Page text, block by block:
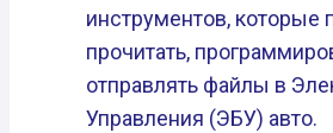
инструментов, которые
прочитать,
отправлять файлы в
Управления (ЭБУ) авто.